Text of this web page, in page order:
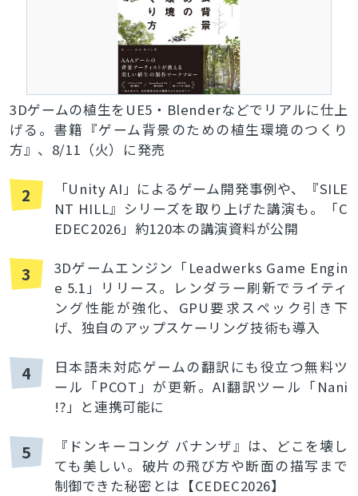
3Dゲームの植生をUE5・Blenderなどでリアルに仕上
げる。書籍『ゲーム背景のための植生環境のつくり
方』、8/11（火）に発売
2
「Unity AI」によるゲーム開発事例や、『SILE
NT HILL』シリーズを取り上げた講演も。「C
EDEC2026」約120本の講演資料が公開
3
3Dゲームエンジン「Leadwerks Game Engin
e 5.1」リリース。レンダラー刷新でライティ
ング性能が強化、GPU要求スペック引き下
げ、独自のアップスケーリング技術も導入
4
日本語未対応ゲームの翻訳にも役立つ無料ツ
ール「PCOT」が更新。AI翻訳ツール「Nani
!?」と連携可能に
5
『ドンキーコング バナンザ』は、どこを壊し
ても美しい。破片の飛び方や断面の描写まで
制御できた秘密とは【CEDEC2026】